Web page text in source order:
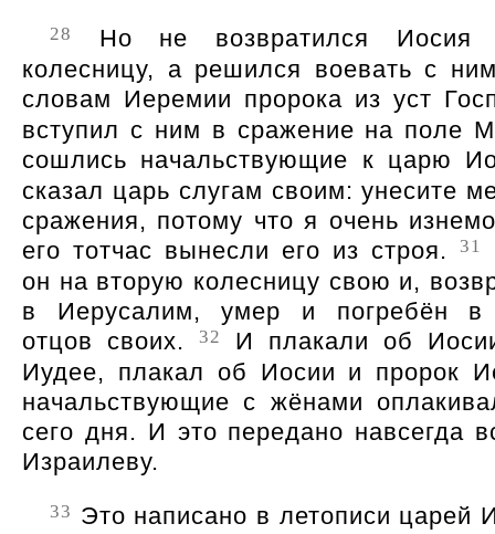
28
Но не возвратился Иосия
колесницу, а решился воевать с
словам Иеремии пророка из уст
вступил с ним в сражение на поле
сошлись начальствующие к царю
сказал царь слугам своим: унесите
сражения, потому что я очень
его тотчас вынесли его из строя.
31
он на вторую колесницу свою и,
в Иерусалим, умер и погребён в
отцов своих.
32
И плакали об
Иудее, плакал об Иосии и пророк
начальствующие с жёнами
сего дня. И это передано навсегда
Израилеву.
33 Это написано в летописи царей